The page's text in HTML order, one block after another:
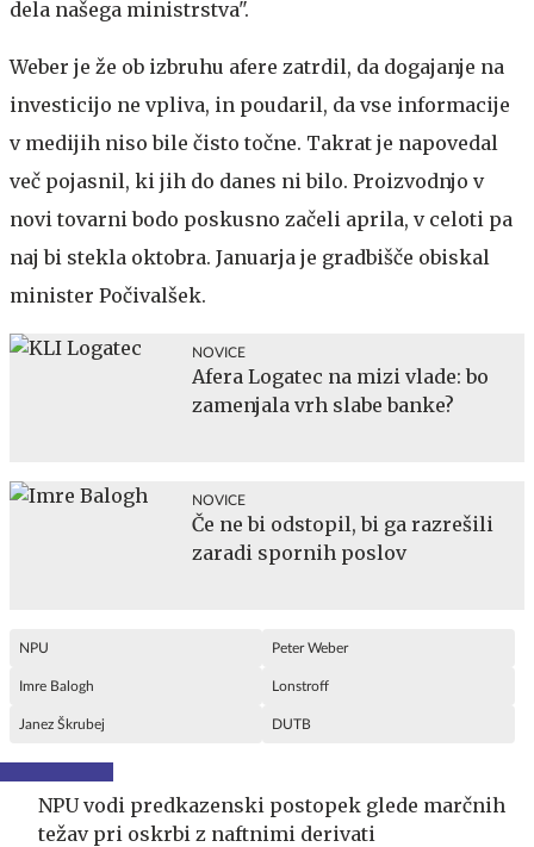
dela našega ministrstva".
Weber je že ob izbruhu afere zatrdil, da dogajanje na
investicijo ne vpliva, in poudaril, da vse informacije
v medijih niso bile čisto točne. Takrat je napovedal
več pojasnil, ki jih do danes ni bilo. Proizvodnjo v
novi tovarni bodo poskusno začeli aprila, v celoti pa
naj bi stekla oktobra. Januarja je gradbišče obiskal
minister Počivalšek.
NOVICE
Afera Logatec na mizi vlade: bo
zamenjala vrh slabe banke?
NOVICE
Če ne bi odstopil, bi ga razrešili
zaradi spornih poslov
NPU Peter Weber
Imre Balogh Lonstroff
Janez Škrubej DUTB
NPU vodi predkazenski postopek glede marčnih
težav pri oskrbi z naftnimi derivati